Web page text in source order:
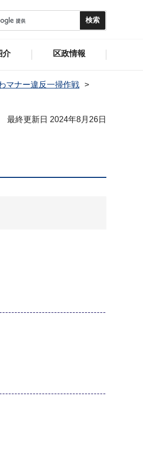
介 区政情報
マナー違反一掃作戦
最終更新日 2024年8月26日